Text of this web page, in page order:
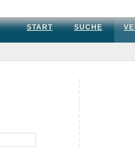
START SUCHE